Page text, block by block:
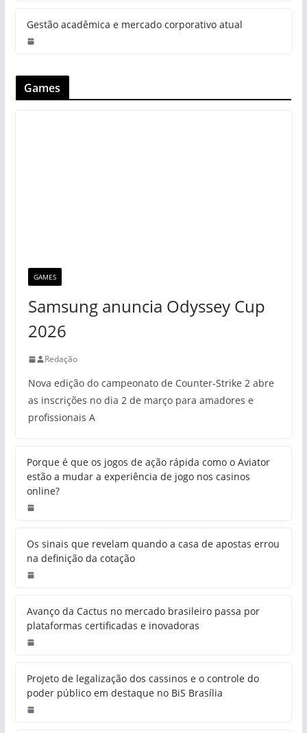
Gestão acadêmica e mercado corporativo atual
Games
GAMES
Samsung anuncia Odyssey Cup
2026
Redação
Nova edição do campeonato de Counter-Strike 2 abre
as inscrições no dia 2 de março para amadores e
profissionais A
Porque é que os jogos de ação rápida como o Aviator
estão a mudar a experiência de jogo nos casinos
online?
Os sinais que revelam quando a casa de apostas errou
na definição da cotação
Avanço da Cactus no mercado brasileiro passa por
plataformas certificadas e inovadoras
Projeto de legalização dos cassinos e o controle do
poder público em destaque no BiS Brasília